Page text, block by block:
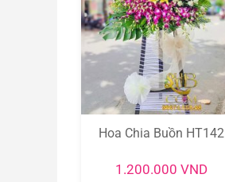
Hoa Chia Buồn HT142
1.200.000VND